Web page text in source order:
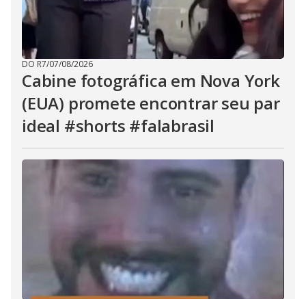
DO R7/07/08/2026
Cabine fotográfica em Nova York
(EUA) promete encontrar seu par
ideal #shorts #falabrasil